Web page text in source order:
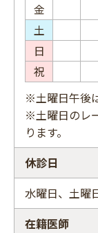
金
土
日
祝
※土曜日午後
※土曜日のレ
ります。
休診日
水曜日、土曜
在籍医師